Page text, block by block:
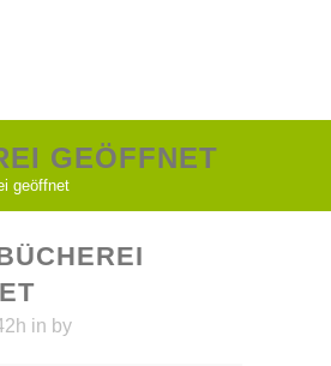
GEÖFFNET
geöffnet
in by